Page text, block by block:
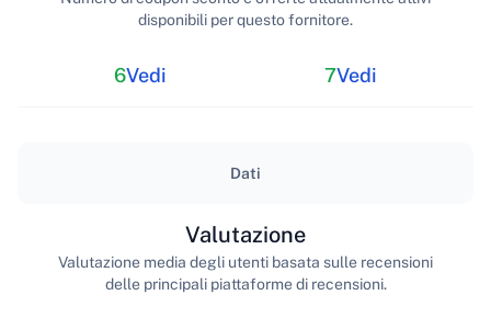
6Vedi
disponibili per questo fornitore.
7Vedi
Dati
Valutazione
Valutazione media degli utenti basata sulle recensioni
delle principali piattaforme di recensioni.